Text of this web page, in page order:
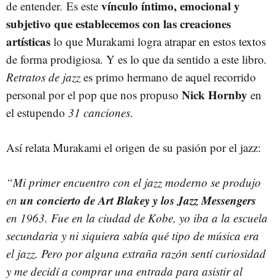
de entender. Es este vínculo íntimo, emocional y
subjetivo que establecemos con las creaciones
artísticas lo que Murakami logra atrapar en estos textos
de forma prodigiosa. Y es lo que da sentido a este libro.
Retratos de jazz es primo hermano de aquel recorrido
personal por el pop que nos propuso Nick Hornby en
el estupendo 31 canciones.
Así relata Murakami el origen de su pasión por el jazz:
“Mi primer encuentro con el jazz moderno se produjo
en un concierto de Art Blakey y los Jazz Messengers
en 1963. Fue en la ciudad de Kobe, yo iba a la escuela
secundaria y ni siquiera sabía qué tipo de música era
el jazz. Pero por alguna extraña razón sentí curiosidad
y me decidí a comprar una entrada para asistir al